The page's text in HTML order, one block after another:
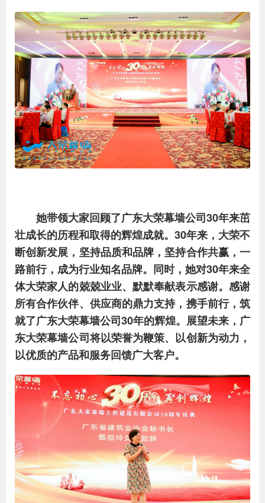
她带领大家回顾了广东大荣幕墙公司30年来茁
壮成长的历程和取得的辉煌成就。30年来，大荣不
断创新发展，坚持品质和品牌，坚持合作共赢，一
路前行，成为行业知名品牌。同时，她对30年来全
体大荣家人的兢兢业业、默默奉献表示感谢。感谢
所有合作伙伴、供应商的鼎力支持，携手前行，筑
就了广东大荣幕墙公司30年的辉煌。展望未来，广
东大荣幕墙公司将以荣誉为鞭策、以创新为动力，
以优质的产品和服务回馈广大客户。